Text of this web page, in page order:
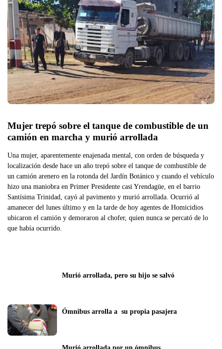
Mujer trepó sobre el tanque de combustible de un
camión en marcha y murió arrollada
Una mujer, aparentemente enajenada mental, con orden de búsqueda y
localización desde hace un año trepó sobre el tanque de combustible de
un camión arenero en la rotonda del Jardín Botánico y cuando el vehículo
hizo una maniobra en Primer Presidente casi Yrendagüe, en el barrio
Santísima Trinidad, cayó al pavimento y murió arrollada. Ocurrió al
amanecer del lunes último y en la tarde de hoy agentes de Homicidios
ubicaron el camión y demoraron al chofer, quien nunca se percató de lo
que había ocurrido.
Murió arrollada, pero su hijo se salvó
Ómnibus arrolla a  su propia pasajera